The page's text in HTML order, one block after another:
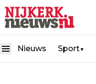
Nieuws Sport▼